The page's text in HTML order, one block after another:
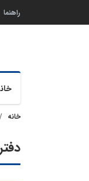
راهنما
خانه